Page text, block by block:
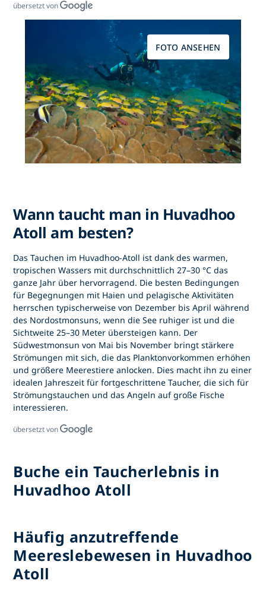
übersetzt von
FOTO ANSEHEN
Wann taucht man in Huvadhoo
Atoll am besten?
Das Tauchen im Huvadhoo-Atoll ist dank des warmen,
tropischen Wassers mit durchschnittlich 27–30 °C das
ganze Jahr über hervorragend. Die besten Bedingungen
für Begegnungen mit Haien und pelagische Aktivitäten
herrschen typischerweise von Dezember bis April während
des Nordostmonsuns, wenn die See ruhiger ist und die
Sichtweite 25–30 Meter übersteigen kann. Der
Südwestmonsun von Mai bis November bringt stärkere
Strömungen mit sich, die das Planktonvorkommen erhöhen
und größere Meerestiere anlocken. Dies macht ihn zu einer
idealen Jahreszeit für fortgeschrittene Taucher, die sich für
Strömungstauchen und das Angeln auf große Fische
interessieren.
übersetzt von
Buche ein Taucherlebnis in
Huvadhoo Atoll
Häufig anzutreffende
Meereslebewesen in Huvadhoo
Atoll